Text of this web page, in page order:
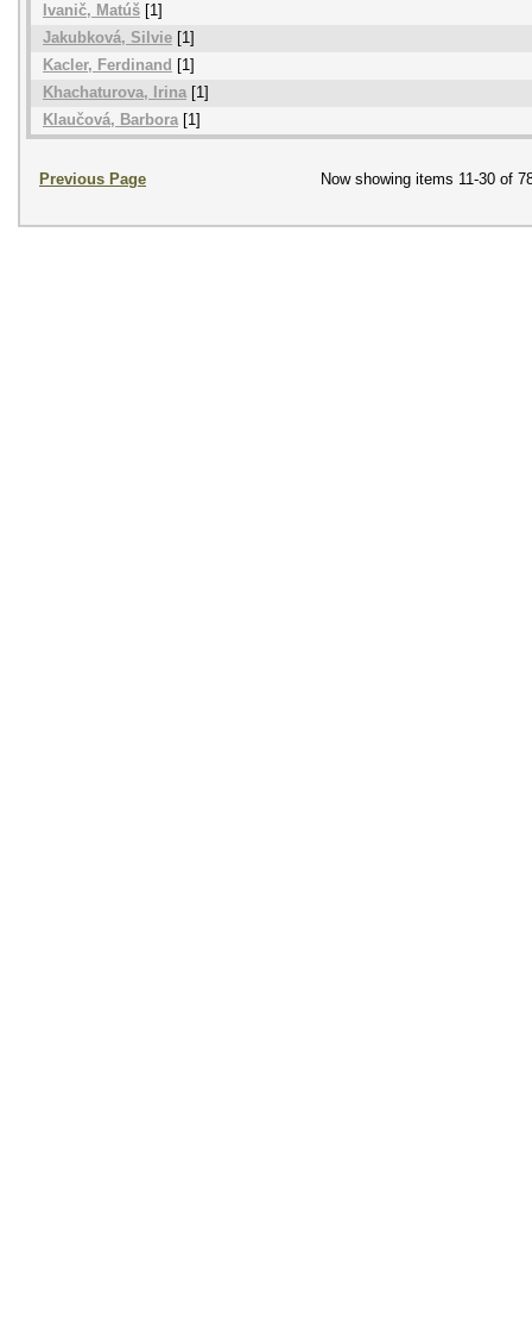
Ivanič, Matúš [1]
Jakubková, Silvie [1]
Kacler, Ferdinand [1]
Khachaturova, Irina [1]
Klaučová, Barbora[1]
Previous Page Now showing items 11-30 of